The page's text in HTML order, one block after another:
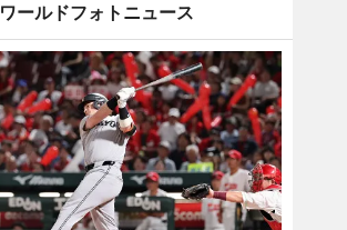
ワールドフォトニュース